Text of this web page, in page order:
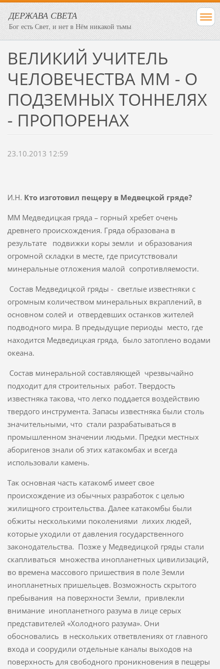
ДЕРЖАВА СВЕТА
Бог есть Свет, и нет в Нём никакой тьмы
ВЕЛИКИЙ УЧИТЕЛЬ
ЧЕЛОВЕЧЕСТВА ММ - О
ПОДЗЕМНЫХ ТОННЕЛЯХ
- ПРОПОРЕНАХ
23.10.2013 12:59
И.Н. Кто изготовил пещеру в Медвецкой гряде?
ММ Медведицкая гряда – горный хребет очень
древнего происхождения. Гряда образована в
результате подвижки коры земли и образования
огромной складки в месте, где присутствовали
минеральные отложения малой сопротивляемости.
Состав Медведицкой гряды - светлые известняки с
огромным количеством минеральных вкраплений, в
основном солей и отвердевших останков жителей
подводного мира. В предыдущие периоды место, где
находится Медведицкая гряда, было затоплено водами
океана.
Состав минеральной составляющей чрезвычайно
подходит для строительных работ. Твердость
известняка такова, что легко поддается воздействию
твердого инструмента. Запасы известняка были столь
значительными, что стали разрабатываться в
промышленном значении людьми. Предки местных
аборигенов знали об этих катакомбах и всегда
использовали камень.
Так основная часть катакомб имеет свое
происхождение из обычных разработок с целью
жилищного строительства. Далее катакомбы были
обжиты несколькими поколениями лихих людей,
которые уходили от давления государственного
законодательства. Позже у Медведицкой гряды стали
скапливаться множества инопланетных цивилизаций,
во времена массового пришествия в поле Земли
инопланетных пришельцев. Возможность скрытого
пребывания на поверхности Земли, привлекли
внимание инопланетного разума в лице серых
представителей «Холодного разума». Они
обосновались в нескольких ответвлениях от главного
входа и соорудили отдельные каналы выходов на
поверхность для свободного проникновения в пещеры